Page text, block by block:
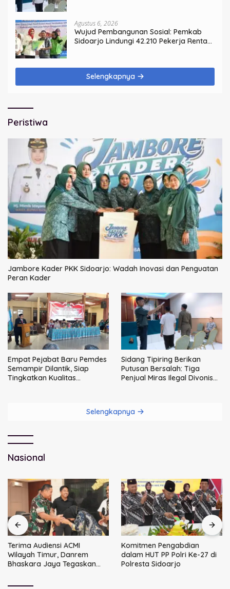
Agustus 6, 2026
Wujud Pembangunan Sosial: Pemkab
Sidoarjo Lindungi 42.210 Pekerja Rentan
Selengkapnya
Peristiwa
Jambore Kader PKK Sidoarjo: Wadah Inovasi dan Penguatan
Peran Kader
Empat Pejabat Baru Pemdes
Semampir Dilantik, Siap
Tingkatkan Kualitas
Sidang Tipiring Berikan
Putusan Bersalah: Tiga
Penjual Miras Ilegal Divonis
Selengkapnya
Nasional
Terima Audiensi ACMI
Wilayah Timur, Danrem
Bhaskara Jaya Tegaskan
Komitmen Pengabdian
dalam HUT PP Polri Ke-27 di
Polresta Sidoarjo